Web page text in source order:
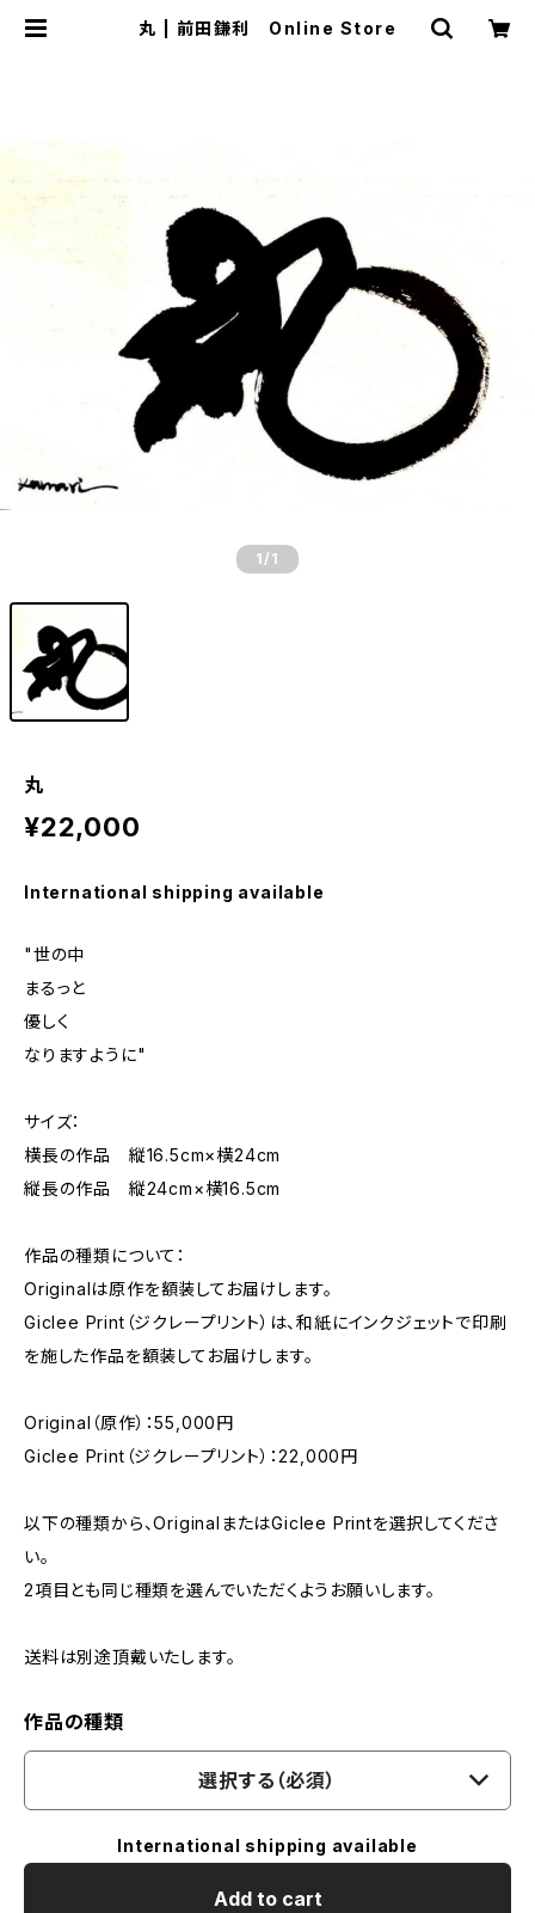
丸 | 前田鎌利 Online Store
1 /1
丸
¥22,000
International shipping available
"世の中
まるっと
優しく
なりますように"
サイズ：
横長の作品 縦16.5cm×横24cm
縦長の作品 縦24cm×横16.5cm
作品の種類について：
Originalは原作を額装してお届けします。
Giclee Print（ジクレープリント）は、和紙にインクジェットで印刷
を施した作品を額装してお届けします。
Original（原作）：55,000円
Giclee Print（ジクレープリント）：22,000円
以下の種類から、OriginalまたはGiclee Printを選択してくださ
い。
2項目とも同じ種類を選んでいただくようお願いします。
送料は別途頂戴いたします。
作品の種類
選択する（必須）
International shipping available
Add to cart